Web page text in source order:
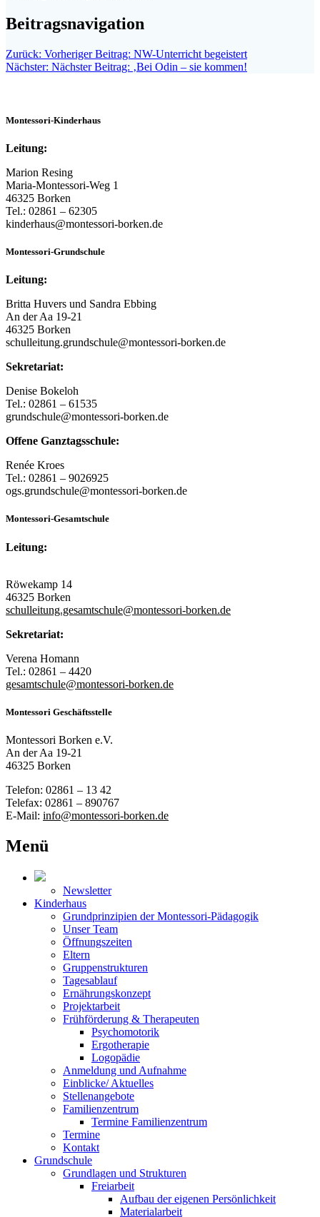
Beitragsnavigation
Zurück: Vorheriger Beitrag: NW-Unterricht begeistert
Nächster: Nächster Beitrag: ‚Bei Odin – sie kommen!
Montessori-Kinderhaus
Leitung:
Marion Resing
Maria-Montessori-Weg 1
46325 Borken
Tel.: 02861 – 62305
kinderhaus@montessori-borken.de
Montessori-Grundschule
Leitung:
Britta Huvers und Sandra Ebbing
An der Aa 19-21
46325 Borken
schulleitung.grundschule@montessori-borken.de
Sekretariat:
Denise Bokeloh
Tel.: 02861 – 61535
grundschule@montessori-borken.de
Offene Ganztagsschule:
Renée Kroes
Tel.: 02861 – 9026925
ogs.grundschule@montessori-borken.de
Montessori-Gesamtschule
Leitung:
Röwekamp 14
46325 Borken
schulleitung.gesamtschule@montessori-borken.de
Sekretariat:
Verena Homann
Tel.: 02861 – 4420
gesamtschule@montessori-borken.de
Montessori Geschäftsstelle
Montessori Borken e.V.
An der Aa 19-21
46325 Borken
Telefon: 02861 – 13 42
Telefax: 02861 – 890767
E-Mail: info@montessori-borken.de
Menü
Newsletter
Kinderhaus
Grundprinzipien der Montessori-Pädagogik
Unser Team
Öffnungszeiten
Eltern
Gruppenstrukturen
Tagesablauf
Ernährungskonzept
Projektarbeit
Frühförderung & Therapeuten
Psychomotorik
Ergotherapie
Logopädie
Anmeldung und Aufnahme
Einblicke/ Aktuelles
Stellenangebote
Familienzentrum
Termine Familienzentrum
Termine
Kontakt
Grundschule
Grundlagen und Strukturen
Freiarbeit
Aufbau der eigenen Persönlichkeit
Materialarbeit